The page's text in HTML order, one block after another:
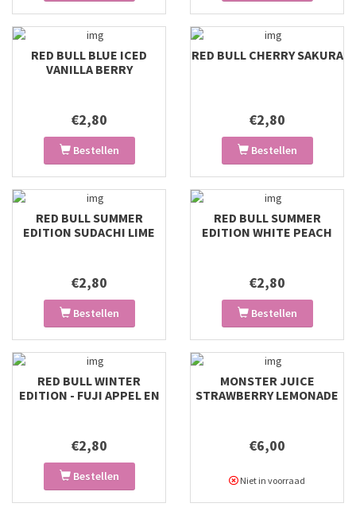
RED BULL BLUE ICED
VANILLA BERRY
€2,80
Bestellen
RED BULL CHERRY SAKURA
€2,80
Bestellen
RED BULL SUMMER
EDITION SUDACHI LIME
€2,80
Bestellen
RED BULL SUMMER
EDITION WHITE PEACH
€2,80
Bestellen
RED BULL WINTER
EDITION - FUJI APPEL EN
€2,80
Bestellen
MONSTER JUICE
STRAWBERRY LEMONADE
€6,00
Niet in voorraad